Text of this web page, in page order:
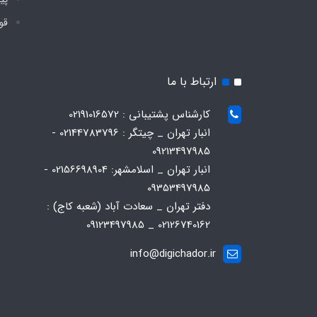
ارتباط با ما
کارشناس پشتیبانی : 02191016572
انبار تهران _ چیتگر : 02144783796 -
09213497985
انبار تهران _ اسلامشهر: 02156698904 -
09353497985
دفتر تهران _ سعادت آباد (شعبه کاج) :
02126740162 _ 09123497985
info@digichador.ir